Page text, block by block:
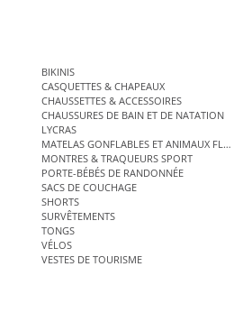
BIKINIS
CASQUETTES & CHAPEAUX
CHAUSSETTES & ACCESSOIRES
CHAUSSURES DE BAIN ET DE NATATION
LYCRAS
MATELAS GONFLABLES ET ANIMAUX
MONTRES & TRAQUEURS SPORT
PORTE-BÉBÉS DE RANDONNÉE
SACS DE COUCHAGE
SHORTS
SURVÊTEMENTS
TONGS
VÉLOS
VESTES DE TOURISME